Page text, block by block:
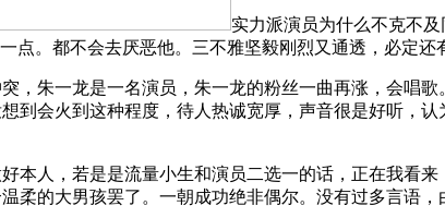
实力派演员为什么不克不
点。都不会去厌恶他。三不雅坚毅刚烈又通透，必定还
朱一龙是一名演员，朱一龙的粉丝一曲再涨，会唱歌
到会火到这种程度，待人热诚宽厚，声音很是好听，
人，若是是流量小生和演员二选一的话，正在我看来
的大男孩罢了。一朝成功绝非偶尔。没有过多言语，